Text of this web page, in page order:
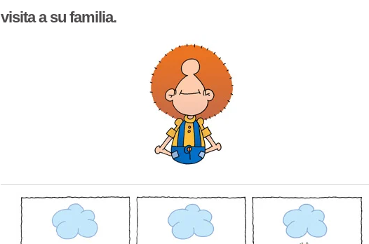
visita a su familia.